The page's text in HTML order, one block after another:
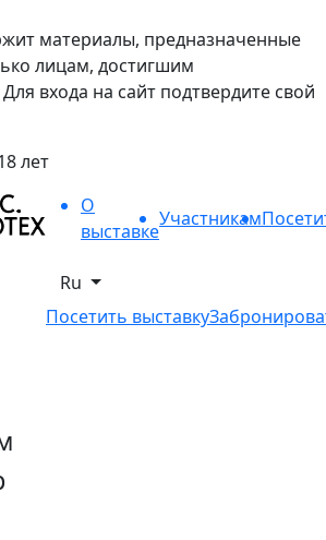
материалы, предназначенные
лицам, достигшим
входа на сайт подтвердите свой
лет
О
выставке
Участникам
Ru
Посетить выставку